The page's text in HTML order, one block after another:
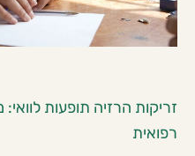
זריקות הרזיה תופעות
רפואית